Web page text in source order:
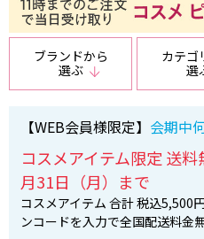
ブランドから
選ぶ
カテゴ
選
【WEB会員様限定】 会期中
コスメアイテム限定 送
月31日（月）まで
コスメアイテム 合計 税込5,500
ンコードを入力で全国配送料金